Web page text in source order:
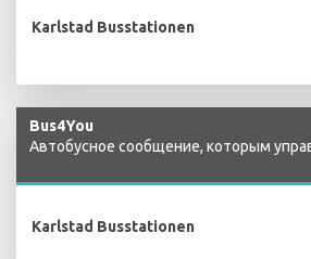
Karlstad Busstationen
Bus4You
Автобусное сообщение, которым
Karlstad Busstationen